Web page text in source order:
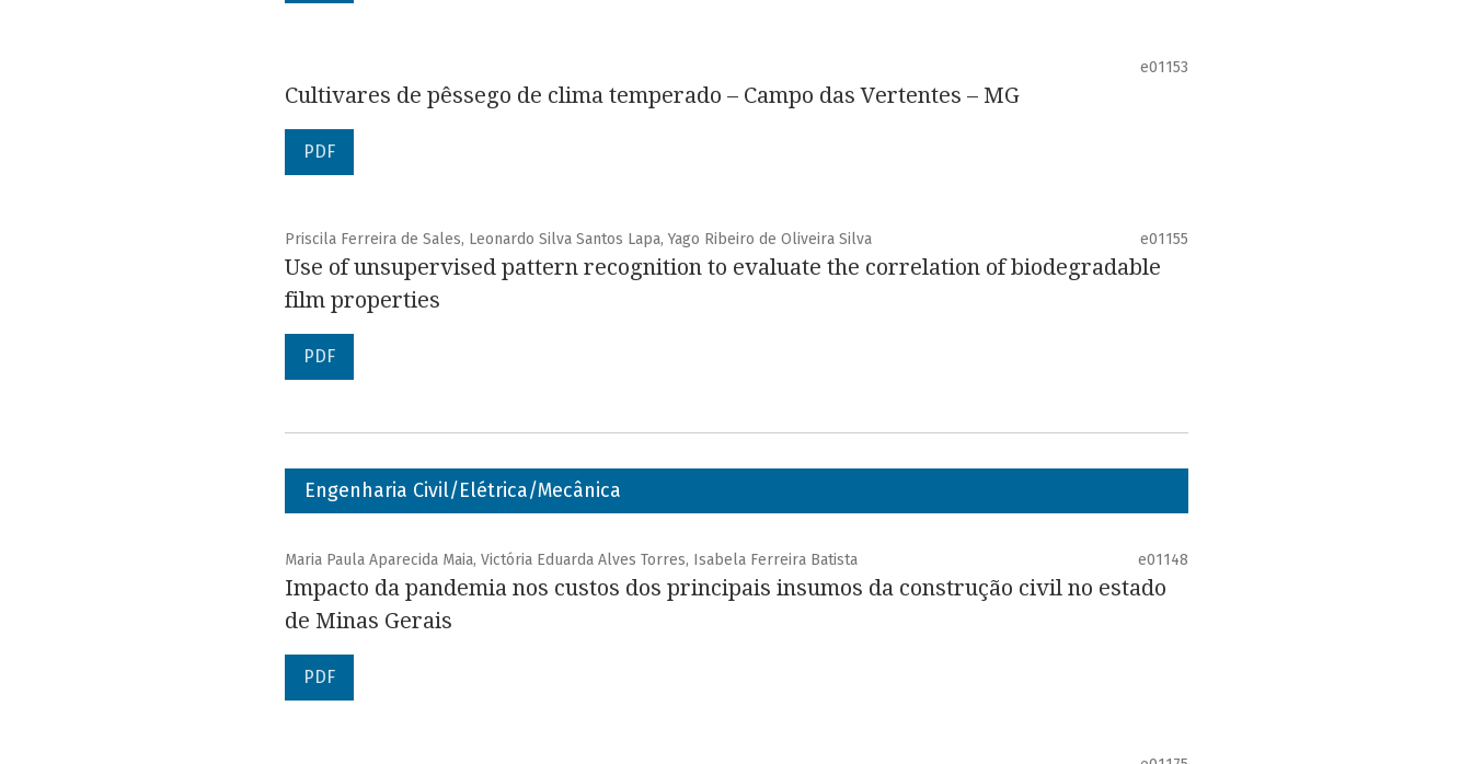
e01153
Cultivares de pêssego de clima temperado – Campo das Vertentes – MG
PDF
Priscila Ferreira de Sales, Leonardo Silva Santos Lapa, Yago Ribeiro de Oliveira Silva e01155
Use of unsupervised pattern recognition to evaluate the correlation of biodegradable
film properties
PDF
Engenharia Civil/Elétrica/Mecânica
Maria Paula Aparecida Maia, Victória Eduarda Alves Torres, Isabela Ferreira Batista e01148
Impacto da pandemia nos custos dos principais insumos da construção civil no estado
de Minas Gerais
PDF